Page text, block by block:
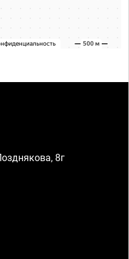
8г